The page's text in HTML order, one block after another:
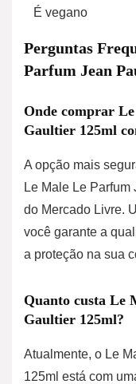
É vegano
Perguntas
Parfum Jean
Onde comprar
Gaultier 125ml
A opção mais
Le Male Le
do Mercado Livre.
você garante a
a proteção na sua
Quanto custa Le
Gaultier 125ml?
Atualmente, o Le
125ml está com